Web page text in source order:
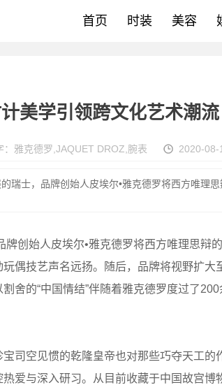
首页 时装 美容
美学引领跨文化艺术潮流
雅克德罗 JAQUET DROZ 腕表 2020-08-
瑞士，品牌创始人皮埃尔•雅克德罗将西方唯理思
始人皮埃尔•雅克德罗将西方唯理思辩
偶技艺声名远扬。随后，品牌将视野扩大
舍的“中国情结”伴随着雅克德罗度过了
空见惯的乾隆皇帝也对那些巧夺天工的
爱与深入研习。从目前收藏于中国故宫博